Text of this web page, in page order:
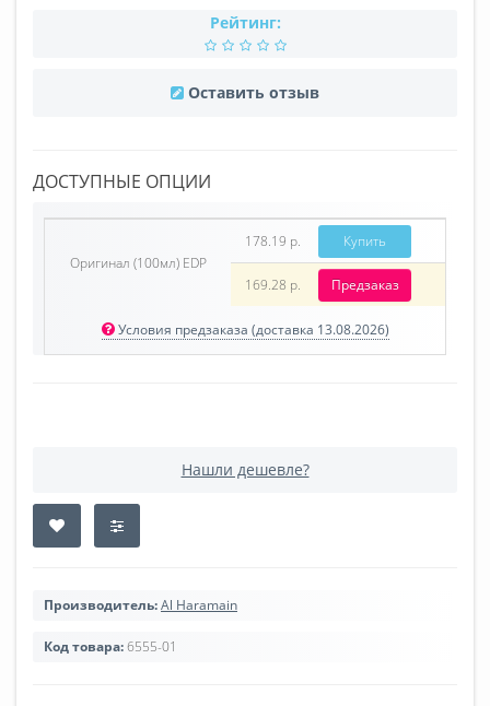
Рейтинг:
Оставить отзыв
ДОСТУПНЫЕ ОПЦИИ
Оригинал (100мл) EDP
178.19 р. Купить
169.28 р. Предзаказ
Условия предзаказа (доставка 13.08.2026)
Нашли дешевле?
Производитель:Al Haramain
Код товара:6555-01